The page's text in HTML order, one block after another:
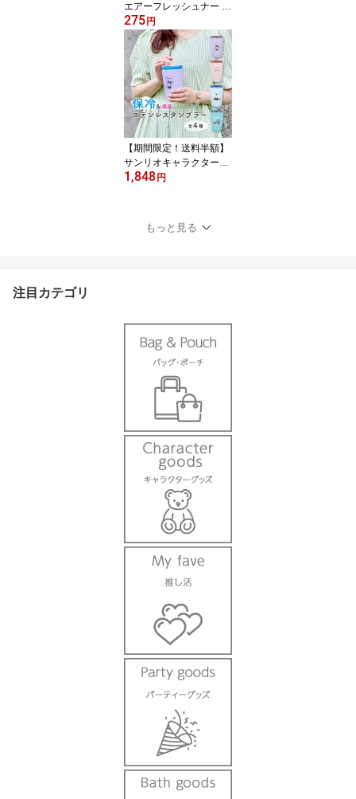
エアーフレッシュナー ク
ロミ マイメロディ シナ
モロール ポチャッコ ハ
ンギョドン カー用品 フ
レグランス キャラクター
グッズ
275 円
【期間限定！送料半額】
サンリオキャラクターズ
sanrio グッズ 保温保冷タ
1,848 円
もっと見る
注目カテゴリ